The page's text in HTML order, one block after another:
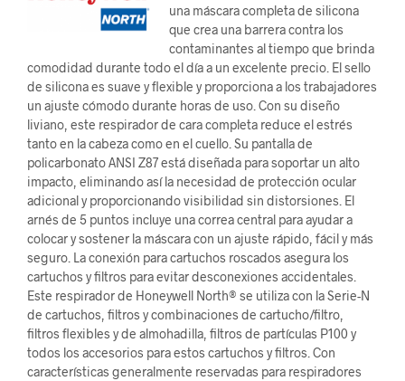
una máscara completa de silicona
que crea una barrera contra los
contaminantes al tiempo que brinda
comodidad durante todo el día a un excelente precio. El sello
de silicona es suave y flexible y proporciona a los trabajadores
un ajuste cómodo durante horas de uso. Con su diseño
liviano, este respirador de cara completa reduce el estrés
tanto en la cabeza como en el cuello. Su pantalla de
policarbonato ANSI Z87 está diseñada para soportar un alto
impacto, eliminando así la necesidad de protección ocular
adicional y proporcionando visibilidad sin distorsiones. El
arnés de 5 puntos incluye una correa central para ayudar a
colocar y sostener la máscara con un ajuste rápido, fácil y más
seguro. La conexión para cartuchos roscados asegura los
cartuchos y filtros para evitar desconexiones accidentales.
Este respirador de Honeywell North® se utiliza con la Serie-N
de cartuchos, filtros y combinaciones de cartucho/filtro,
filtros flexibles y de almohadilla, filtros de partículas P100 y
todos los accesorios para estos cartuchos y filtros. Con
características generalmente reservadas para respiradores